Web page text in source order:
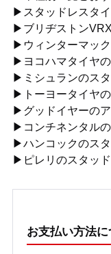
▶スタッドレスタ
▶ブリヂストン
▶ウィンターマッ
▶ヨコハマタイヤ
▶ミシュランのス
▶トーヨータイヤ
▶グッドイヤーの
▶コンチネンタル
▶ハンコックのス
▶ピレリのスタッ
お支払い方法に